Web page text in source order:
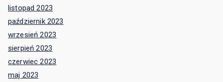
listopad 2023
październik 2023
wrzesień 2023
sierpień 2023
czerwiec 2023
maj 2023